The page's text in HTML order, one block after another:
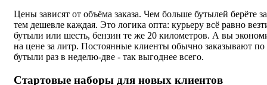
Цены зависят от объёма заказа. Чем больше бутылей берёте
тем дешевле каждая. Это логика опта: курьеру всё равно
бутыли или шесть, бензин те же 20 километров. А вы
на цене за литр. Постоянные клиенты обычно заказывают по
бутыли раз в неделю-две - так выгоднее всего.
Стартовые наборы для новых клиентов